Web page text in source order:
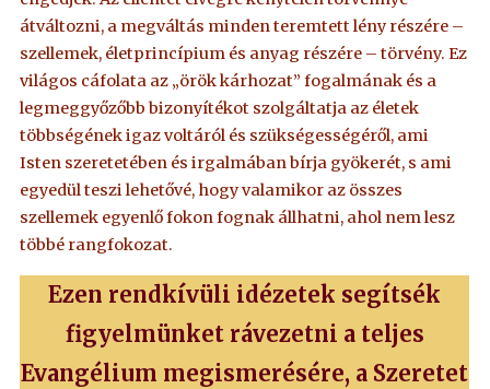
átváltozni, a megváltás minden teremtett lény részére –
szellemek, életprincípium és anyag részére – törvény. Ez
világos cáfolata az „örök kárhozat” fogalmának és a
legmeggyőzőbb bizonyítékot szolgáltatja az életek
többségének igaz voltáról és szükségességéről, ami
Isten szeretetében és irgalmában bírja gyökerét, s ami
egyedül teszi lehetővé, hogy valamikor az összes
szellemek egyenlő fokon fognak állhatni, ahol nem lesz
többé rangfokozat.
Ezen rendkívüli idézetek segítsék
figyelmünket rávezetni a teljes
Evangélium megismerésére, a Szeretet